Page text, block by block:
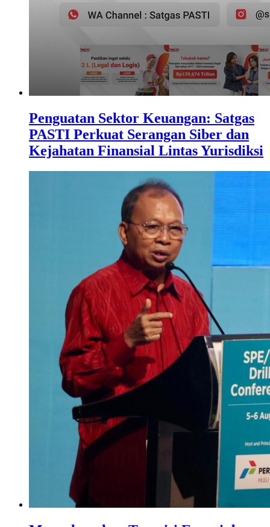
Penguatan Sektor Keuangan: Satgas
PASTI Perkuat Serangan Siber dan
Kejahatan Finansial Lintas Yurisdiksi